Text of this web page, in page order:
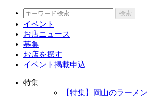
検索
イベント
お店ニュース
募集
お店を探す
イベント掲載申込
特集
【特集】岡山のラーメン